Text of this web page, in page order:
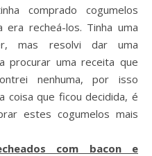
comprado cogumelos
recheá-los. Tinha uma
mas resolvi dar uma
procurar uma receita que
nenhuma, por isso
coisa que ficou decidida, é
estes cogumelos mais
com bacon e